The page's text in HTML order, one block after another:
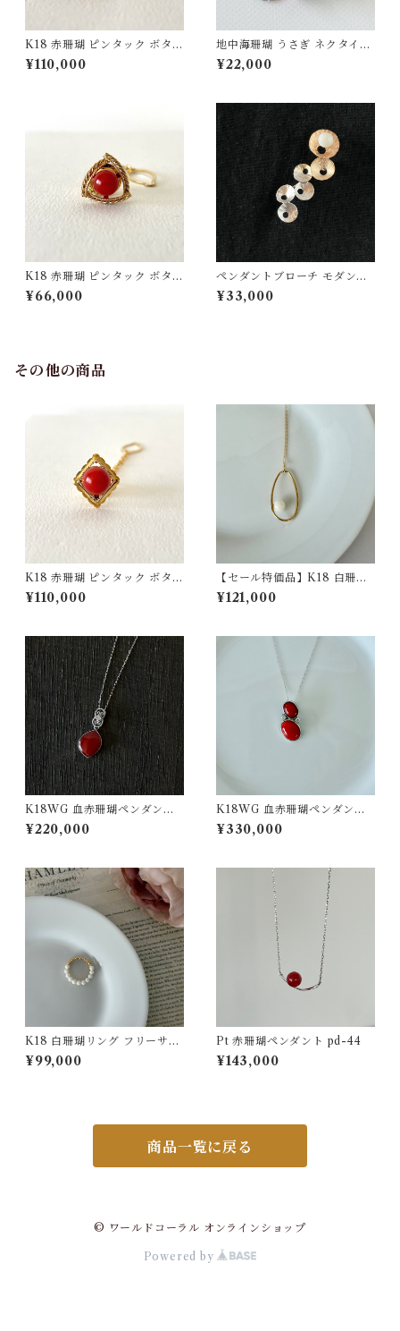
K18 赤珊瑚 ピンタック ボタン
チェーン付 fb-42
¥110,000
地中海珊瑚 うさぎ ネクタイピ
ン SV fb-31
¥22,000
K18 赤珊瑚 ピンタック ボタン
チェーン付 fb-43
¥66,000
ペンダントブローチ モダンモ
チーフ【ピンクゴールド】白
珊瑚 SV
¥33,000
その他の商品
K18 赤珊瑚 ピンタック ボタン
チェーン付 fb-41
¥110,000
【セール特価品】K18 白珊瑚
ペンダント pd-48
¥121,000
K18WG 血赤珊瑚ペンダント
D0.01 pd-50
¥220,000
K18WG 血赤珊瑚ペンダント
D0.07ct pd-55
¥330,000
K18 白珊瑚リング フリーサイ
ズ jr-06
¥99,000
Pt 赤珊瑚ペンダント pd-44
¥143,000
商品一覧に戻る
© ワールドコーラル オンラインショップ
Powered by